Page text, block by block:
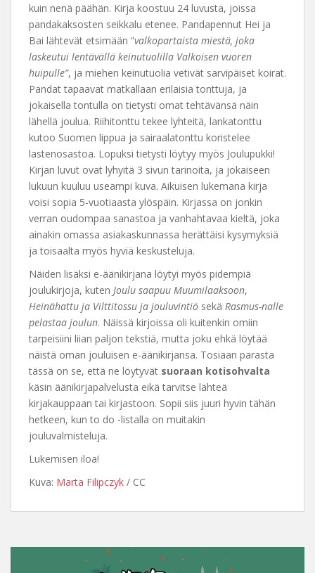
kuin nenä päähän. Kirja koostuu 24 luvusta, joissa
pandakaksosten seikkalu etenee. Pandapennut Hei ja
Bai lähtevät etsimään ”valkopartaista miestä, joka
laskeutui lentävällä keinutuolilla Valkoisen vuoren
huipulle”, ja miehen keinutuolia vetivät sarvipäiset koirat.
Pandat tapaavat matkallaan erilaisia tonttuja, ja
jokaisella tontulla on tietysti omat tehtävänsä näin
lähellä joulua. Riihitonttu tekee lyhteitä, lankatonttu
kutoo Suomen lippua ja sairaalatonttu koristelee
lastenosastoa. Lopuksi tietysti löytyy myös Joulupukki!
Kirjan luvut ovat lyhyitä 3 sivun tarinoita, ja jokaiseen
lukuun kuuluu useampi kuva. Aikuisen lukemana kirja
voisi sopia 5-vuotiaasta ylöspäin. Kirjassa on jonkin
verran oudompaa sanastoa ja vanhahtavaa kieltä, joka
ainakin omassa asiakaskunnassa herättäisi kysymyksiä
ja toisaalta myös hyviä keskusteluja.
Näiden lisäksi e-äänikirjana löytyi myös pidempiä
joulukirjoja, kuten Joulu saapuu Muumilaaksoon,
Heinähattu ja Vilttitossu ja jouluvintiö sekä Rasmus-nalle
pelastaa joulun. Näissä kirjoissa oli kuitenkin omiin
tarpeisiini liian paljon tekstiä, mutta joku ehkä löytää
näistä oman jouluisen e-äänikirjansa. Tosiaan parasta
tässä on se, että ne löytyvät suoraan kotisohvalta
käsin äänikirjapalvelusta eikä tarvitse lähteä
kirjakauppaan tai kirjastoon. Sopii siis juuri hyvin tähän
hetkeen, kun to do -listalla on muitakin
jouluvalmisteluja.
Lukemisen iloa!
Kuva: Marta Filipczyk / CC